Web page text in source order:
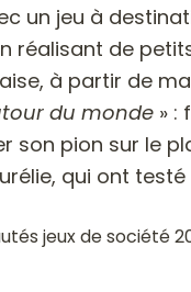
un jeu à
réalisant de
à partir de
du monde» :
pion sur le
qui ont
jeux de société